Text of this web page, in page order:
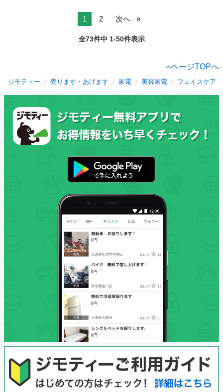
1 2 次へ
全73件中 1-50件表示
ページTOPへ
ジモティー 売ります・あげます 家電 美容家電 フェイスケア